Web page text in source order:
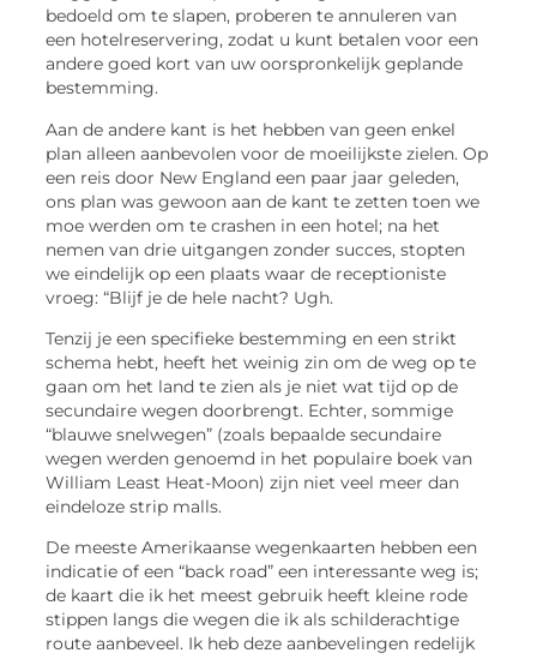
bedoeld om te slapen, proberen te annuleren van
een hotelreservering, zodat u kunt betalen voor een
andere goed kort van uw oorspronkelijk geplande
bestemming.
Aan de andere kant is het hebben van geen enkel
plan alleen aanbevolen voor de moeilijkste zielen. Op
een reis door New England een paar jaar geleden,
ons plan was gewoon aan de kant te zetten toen we
moe werden om te crashen in een hotel; na het
nemen van drie uitgangen zonder succes, stopten
we eindelijk op een plaats waar de receptioniste
vroeg: “Blijf je de hele nacht? Ugh.
Tenzij je een specifieke bestemming en een strikt
schema hebt, heeft het weinig zin om de weg op te
gaan om het land te zien als je niet wat tijd op de
secundaire wegen doorbrengt. Echter, sommige
“blauwe snelwegen” (zoals bepaalde secundaire
wegen werden genoemd in het populaire boek van
William Least Heat-Moon) zijn niet veel meer dan
eindeloze strip malls.
De meeste Amerikaanse wegenkaarten hebben een
indicatie of een “back road” een interessante weg is;
de kaart die ik het meest gebruik heeft kleine rode
stippen langs die wegen die ik als schilderachtige
route aanbeveel. Ik heb deze aanbevelingen redelijk